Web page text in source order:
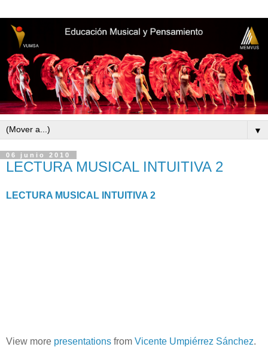
▼
06 junio 2010
LECTURA MUSICAL INTUITIVA 2
LECTURA MUSICAL INTUITIVA 2
View more presentations from Vicente Umpiérrez Sánchez.